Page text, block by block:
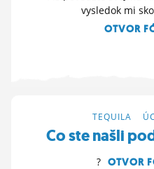
vysledok mi
OTVOR
TEQUILA
Co ste našli
? OTVOR